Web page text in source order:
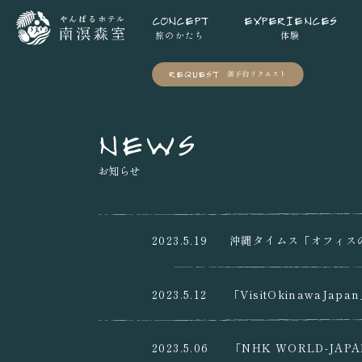
CONCEPT
旅のかたち
EXPERIENCES
体験
TOP news
NEWS
お知らせ
2023.5.19 沖縄タイムス「オフィ
2023.5.12 「VisitOkinawaJapan
2023.5.06 「NHK WORLD-